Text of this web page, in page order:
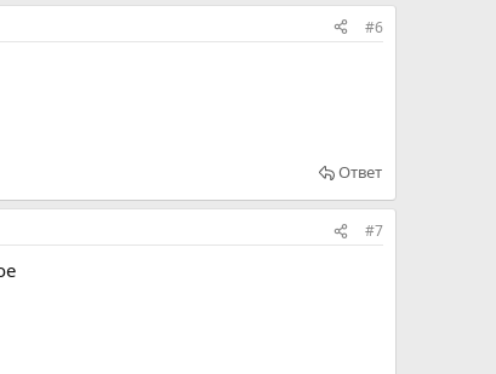
#6
Ответ
#7